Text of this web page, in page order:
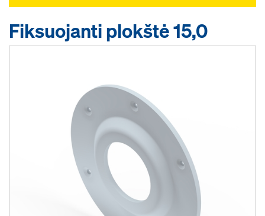
Fiksuojanti plokštė 15,0